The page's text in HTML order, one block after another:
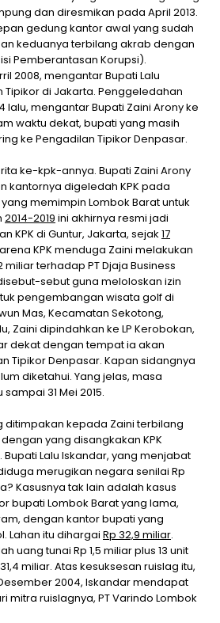
dan diresmikan pada April 2013.
gedung kantor awal yang sudah
keduanya terbilang akrab dengan
Pemberantasan Korupsi).
2008, mengantar Bupati Lalu
Tipikor di Jakarta. Penggeledahan
lalu, mengantar Bupati Zaini Arony ke
waktu dekat, bupati yang masih
ke Pengadilan Tipikor Denpasar.
ke-kpk-annya. Bupati Zaini Arony
kantornya digeledah KPK pada
yang memimpin Lombok Barat untuk
2014-2019 ini akhirnya resmi jadi
KPK di Guntur, Jakarta, sejak 17
KPK menduga Zaini melakukan
terhadap PT Djaja Business
sebut guna meloloskan izin
pengembangan wisata golf di
Mas, Kecamatan Sekotong,
Zaini dipindahkan ke LP Kerobokan,
dekat dengan tempat ia akan
Tipikor Denpasar. Kapan sidangnya
diketahui. Yang jelas, masa
31 Mei 2015.
ditimpakan kepada Zaini terbilang
yang disangkakan KPK
Lalu Iskandar, yang menjabat
merugikan negara senilai Rp
Kasusnya tak lain adalah kasus
bupati Lombok Barat yang lama,
dengan kantor bupati yang
Lahan itu dihargai Rp 32,9 miliar.
uang tunai Rp 1,5 miliar plus 13 unit
miliar. Atas kesuksesan ruislag itu,
2004, Iskandar mendapat
mitra ruislagnya, PT Varindo Lombok